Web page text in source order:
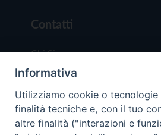
Contatti
Chi Siamo
Redazione
Scrivici
Informativa
Utilizziamo cookie o tecnologie
finalità tecniche e, con il tuo
altre finalità ("interazioni e